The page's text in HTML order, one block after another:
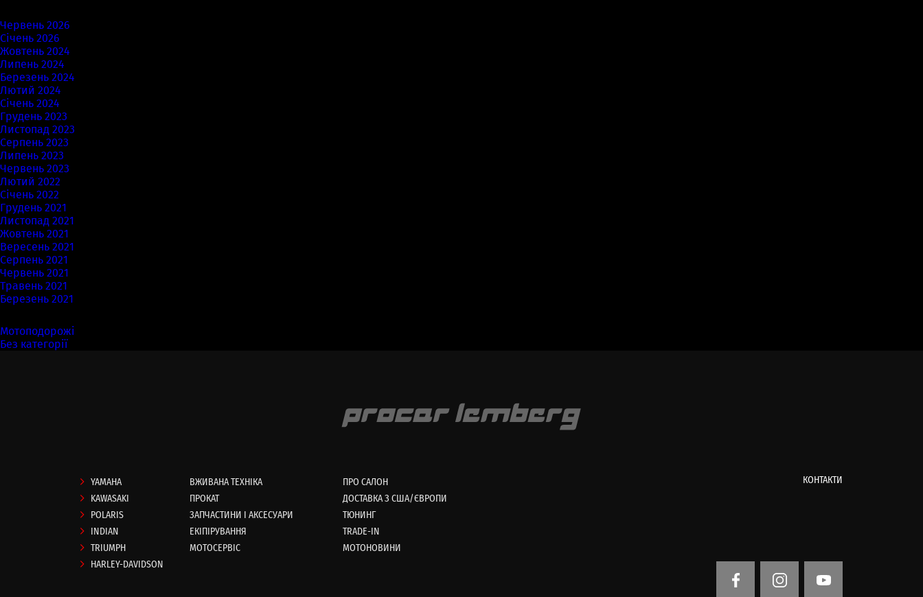
Червень 2026
Січень 2026
Жовтень 2024
Липень 2024
Березень 2024
Лютий 2024
Січень 2024
Грудень 2023
Листопад 2023
Серпень 2023
Липень 2023
Червень 2023
Лютий 2022
Січень 2022
Грудень 2021
Листопад 2021
Жовтень 2021
Вересень 2021
Серпень 2021
Червень 2021
Травень 2021
Березень 2021
Мотоподорожі
Без категорії
YAMAHA
KAWASAKI
POLARIS
INDIAN
TRIUMPH
HARLEY-DAVIDSON
ВЖИВАНА ТЕХНІКА
ПРОКАТ
ЗАПЧАСТИНИ І АКСЕСУАРИ
ЕКІПІРУВАННЯ
МОТОСЕРВІС
ПРО САЛОН
ДОСТАВКА З США/ЄВРОПИ
ТЮНИНГ
TRADE-IN
МОТОНОВИНИ
КОНТАКТИ